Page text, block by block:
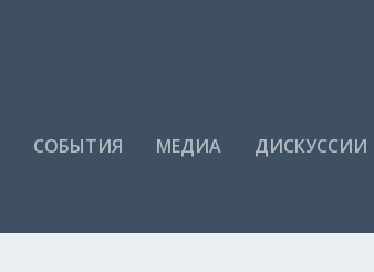
СОБЫТИЯ МЕДИА ДИСКУССИИ